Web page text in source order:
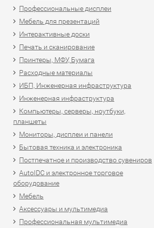
Профессиональные дисплеи
Мебель для презентаций
Интерактивные доски
Печать и сканирование
Принтеры, МФУ, Бумага
Расходные материалы
ИБП, Инженерная инфраструктура
Инженерная инфраструктура
Компьютеры, серверы, ноутбуки,
планшеты
Мониторы, дисплеи и панели
Бытовая техника и электроника
Постпечатное и производство сувениров
AutoIDC и электронное торговое
оборудование
Мебель
Аксессуары и мультимедиа
Профессиональная мультимедиа